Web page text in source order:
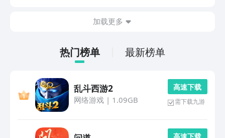
加载更多
热门榜单 最新榜单
乱斗西游2
网络游戏| 1.09GB
高 速 下 载
需下载九游
高 速 下 载